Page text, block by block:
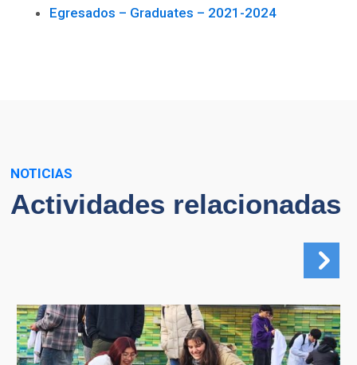
Egresados – Graduates – 2021-2024
NOTICIAS
Actividades relacionadas